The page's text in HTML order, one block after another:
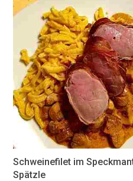
Schweinefilet im
Spätzle